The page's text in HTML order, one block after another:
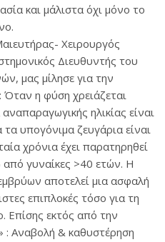
και μάλιστα όχι μόνο το
Χειρουργός
Διευθυντής του
μας μίλησε για την
Όταν η φύση χρειάζεται
ηλικίας είναι
υπογόνιμα ζευγάρια είναι
χρόνια έχει παρατηρηθεί
γυναίκες >40 ετών. Η
αποτελεί μια ασφαλή
επιπλοκές τόσο για τη
Επίσης εκτός από την
: Αναβολή & καθυστέρηση